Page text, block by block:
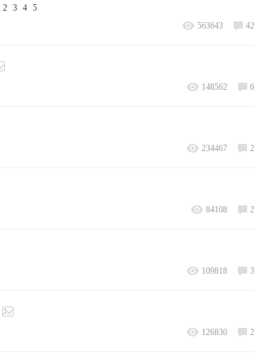
2 3 4 5
563643 42
148562 6
234467 2
84108 2
109818 3
126830 2